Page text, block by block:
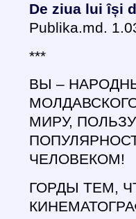
De ziua lui își
Publika.md.
***
ВЫ –
МИРУ,
ЧЕЛОВЕКОМ!
ГОРДЫ ТЕМ,